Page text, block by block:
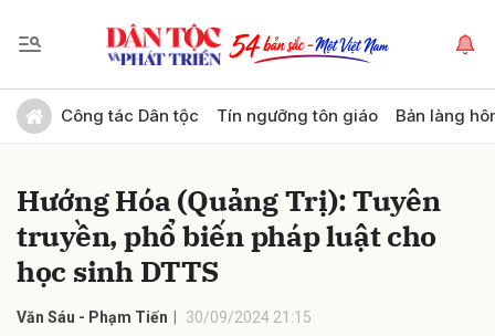
Công tác Dân tộc Tín ngưỡng tôn giáo Bản làng
Hướng Hóa (Quảng Trị): Tuyên
truyền, phổ biến pháp luật cho
học sinh DTTS
Văn Sáu - Phạm Tiến 30/09/2024 21:15
Gửi bình luận